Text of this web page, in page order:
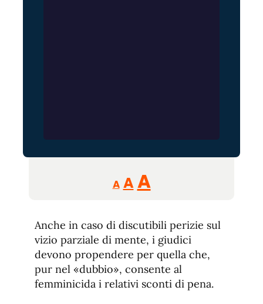
A
Reducir
tamaño
A Restablecer
de
fuente
AAumentar
de
fuente.
Anche in caso di discutibili perizie sul
vizio parziale di mente, i giudici
devono propendere per quella che,
pur nel «dubbio», consente al
femminicida i relativi sconti di pena.